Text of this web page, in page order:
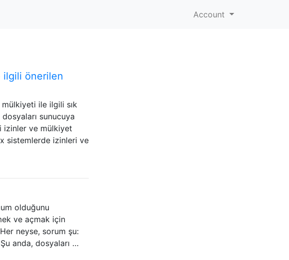
Account
ilgili önerilen
ile ilgili sık
sunucuya
izinler ve mülkiyet
sistemlerde izinleri ve
olduğunu
ve açmak için
neyse, sorum şu:
anda, dosyaları …